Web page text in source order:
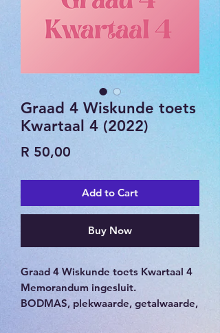
Graad 4 Wiskunde toets
Kwartaal 4 (2022)
R 50,00
Add to Cart
Buy Now
Graad 4 Wiskunde toets Kwartaal 4
Memorandum ingesluit.
BODMAS, plekwaarde, getalwaarde,